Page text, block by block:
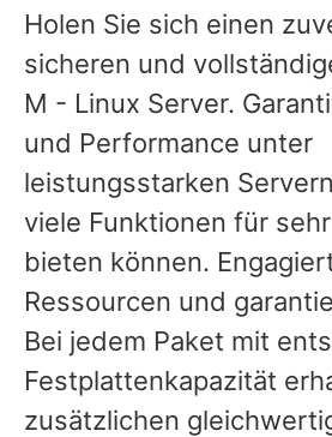
Holen Sie sich einen
sicheren und
M - Linux Server.
und Performance unter
leistungsstarken
viele Funktionen für
bieten können.
Ressourcen und
Bei jedem Paket mit
Festplattenkapazität
zusätzlichen